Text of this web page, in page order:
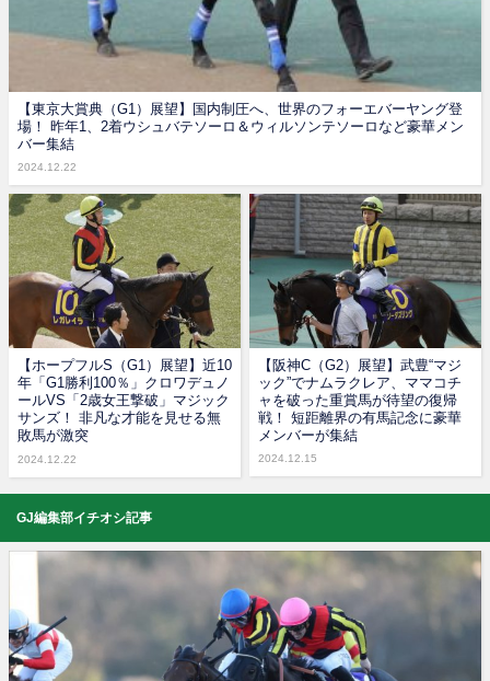
【東京大賞典（G1）展望】国内制圧へ、世界のフォーエバーヤング登
場！ 昨年1、2着ウシュバテソーロ＆ウィルソンテソーロなど豪華メン
バー集結
2024.12.22
【ホープフルS（G1）展望】近10
年「G1勝利100％」クロワデュノ
ールVS「2歳女王撃破」マジック
サンズ！ 非凡な才能を見せる無
敗馬が激突
2024.12.22
【阪神C（G2）展望】武豊“マジ
ック”でナムラクレア、ママコチ
ャを破った重賞馬が待望の復帰
戦！ 短距離界の有馬記念に豪華
メンバーが集結
2024.12.15
GJ編集部イチオシ記事